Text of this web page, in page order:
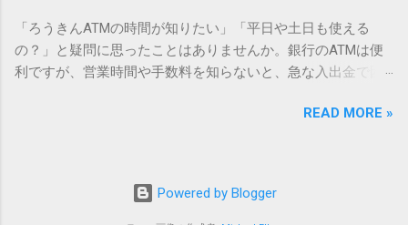
ン上のすべての文字には、いわば「住所」のような番号が割
り振られています。変換候補に出ない文字でも、この住所
（コード）を直接指定すれば、確実に呼び出すことができる
のです。 2. Windows標準機能！文字コードで漢字を出す「16
進数入力」 最も汎用性が高く、特別なソフトも不要なのが
20BB7）」を把握する。 入力モードを「半角」にする（※重
受け取り術と、連携による具体的なメリットを徹底解説しま
す。 佐川急便の再配達が劇的に変わる「スマートクラブ」と
は？ まず押さえておきたいのが、佐川急便の個人向け無料会
況をリアルタイムで管理するための基盤となるサービスで
が飛躍的に向上しています。登録を済ませておくだけで、荷
「ろうきんATMの時間が知りたい」「平日や土日も使える
の？」と疑問に思ったことはありませんか。銀行のATMは便
利ですが、営業時間や手数料を知らないと、急な入出金で困
ATM営業時間や利用の注意点、便利な活用法 を詳しく解説し
です。 1-1. 店舗内ATM 平日：9:00〜17:00 土曜・日曜・祝
日：休止（※一部店舗では土曜日のみ利用可能） 店舗内ATM
READ MORE »
Powered by Blogger